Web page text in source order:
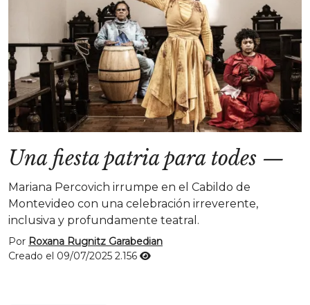
Una fiesta patria para todes —
Mariana Percovich irrumpe en el Cabildo de
Montevideo con una celebración irreverente,
inclusiva y profundamente teatral.
Por Roxana Rugnitz Garabedian
Creado el 09/07/2025 2.156